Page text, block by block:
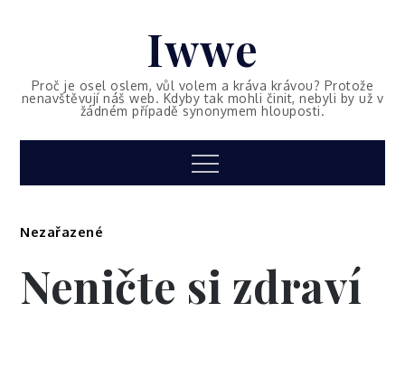
Iwwe
Proč je osel oslem, vůl volem a kráva krávou? Protože
nenavštěvují náš web. Kdyby tak mohli činit, nebyli by už v
žádném případě synonymem hlouposti.
Menu
Nezařazené
Neničte si zdraví